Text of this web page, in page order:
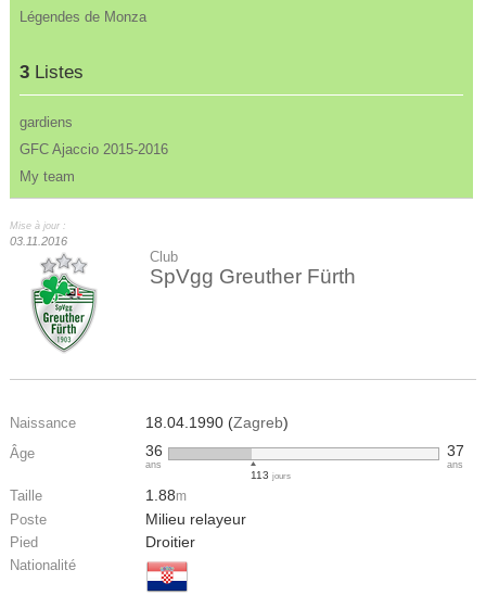
Légendes de Monza
3 Listes
gardiens
GFC Ajaccio 2015-2016
My team
Mise à jour :
03.11.2016
Club
SpVgg Greuther Fürth
Naissance 18.04.1990 (Zagreb)
Âge 36
ans
113jours
37
ans
Taille 1.88m
Poste Milieu relayeur
Pied Droitier
Nationalité